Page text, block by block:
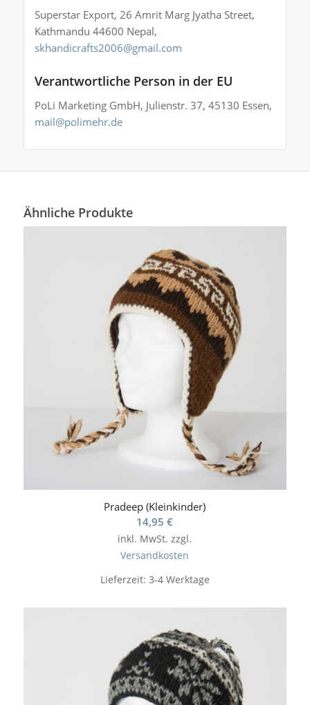
Superstar Export, 26 Amrit Marg Jyatha Street,
Kathmandu 44600 Nepal,
skhandicrafts2006@gmail.com
Verantwortliche Person in der EU
PoLi Marketing GmbH, Julienstr. 37, 45130 Essen,
mail@polimehr.de
Ähnliche Produkte
Pradeep (Kleinkinder)
14,95€
inkl. MwSt. zzgl.
Versandkosten
Lieferzeit: 3-4 Werktage